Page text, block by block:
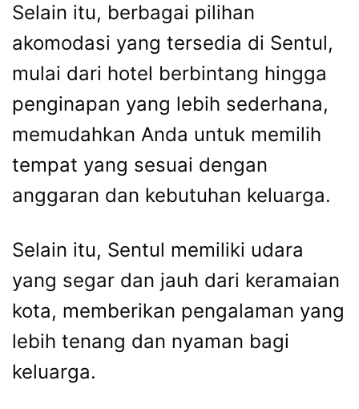
Selain itu, berbagai pilihan
akomodasi yang tersedia di Sentul,
mulai dari hotel berbintang hingga
penginapan yang lebih sederhana,
memudahkan Anda untuk memilih
tempat yang sesuai dengan
anggaran dan kebutuhan keluarga.
Selain itu, Sentul memiliki udara
yang segar dan jauh dari keramaian
kota, memberikan pengalaman yang
lebih tenang dan nyaman bagi
keluarga.